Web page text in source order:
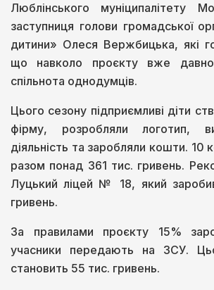
Люблінського муніципалітету
заступниця голови громадської
дитини» Олеся Вержбицька, які
що навколо проєкту вже давно
спільнота однодумців.
Цього сезону підприємливі діти
фірму, розробляли логотип,
діяльність та заробляли кошти. 10
разом понад 361 тис. гривень.
Луцький ліцей № 18, який
гривень.
За правилами проєкту 15%
учасники передають на ЗСУ.
становить 55 тис. гривень.